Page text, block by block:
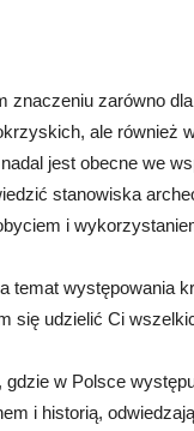
znaczeniu zarówno
ale również
jest obecne we
stanowiska
i
temat występowania
się udzielić Ci
gdzie w Polsce
i historią,